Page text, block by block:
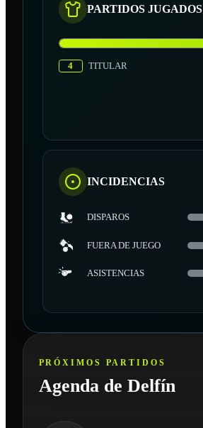
PARTIDOS JUGADOS
4 TITULAR
INCIDENCIAS
DISPAROS
FUERA DE JUEGO
ASISTENCIAS
PRÓXIMOS PARTIDOS
Agenda de Delfín